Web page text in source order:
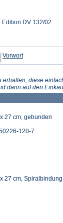
Edition DV 132/02
Vorwortin
einem
Tab)diese
dann auf den
27 cm, gebunden
120-7
27 cm, Spiralbindung